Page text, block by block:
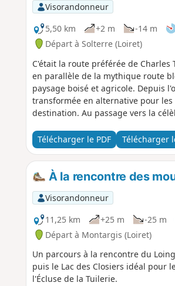
Visorandonneur
5,50 km
+2 m -14 m
Départ à Solterre (Loiret)
C'était la route préférée de
en parallèle de la mythique route
paysage boisé et agricole. Depuis
transformée en alternative pour
destination. Au passage vers la
Télécharger le PDF
Télécharger
À la rencontre des
Visorandonneur
11,25 km
+25 m -25 m
Départ à Montargis (Loiret)
Un parcours à la rencontre du
puis le Lac des Closiers idéal pour
l'Écluse de la Tuilerie.